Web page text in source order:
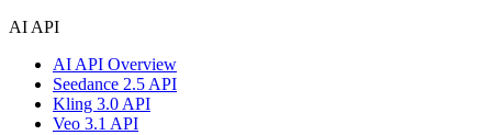
AI API
AI API Overview
Seedance 2.5 API
Kling 3.0 API
Veo 3.1 API